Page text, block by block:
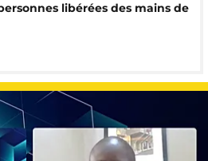
libérées des mains de